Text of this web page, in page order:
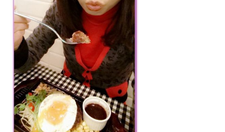
旅
遊、
達
人
路、
旅
遊
節
目